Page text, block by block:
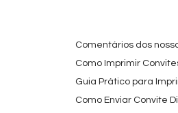
Comentários dos
Como Imprimir
Guia Prático para
Como Enviar Convite